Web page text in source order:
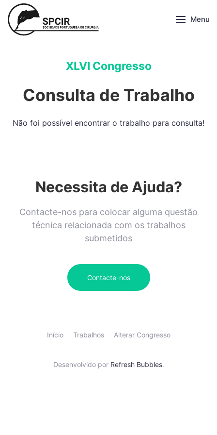
Menu
XLVI Congresso
Consulta de Trabalho
Não foi possível encontrar o trabalho para consulta!
Necessita de Ajuda?
Contacte-nos para colocar alguma questão
técnica relacionada com os trabalhos
submetidos
Contacte-nos
Início Trabalhos Alterar Congresso
Desenvolvido por Refresh Bubbles.